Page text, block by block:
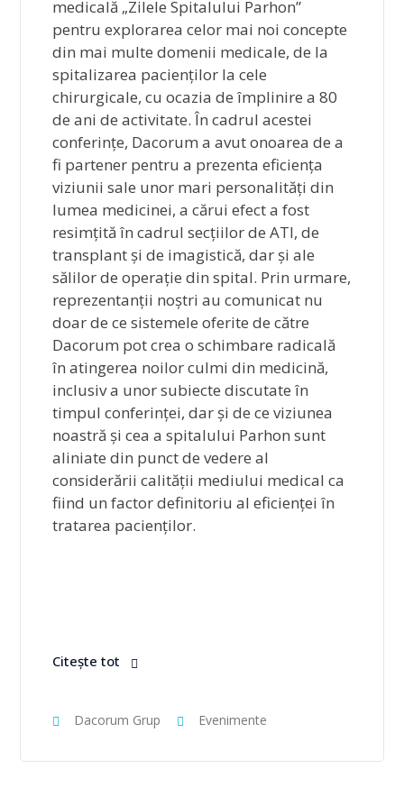
medicală „Zilele Spitalului Parhon”
pentru explorarea celor mai noi concepte
din mai multe domenii medicale, de la
spitalizarea pacienților la cele
chirurgicale, cu ocazia de împlinire a 80
de ani de activitate. În cadrul acestei
conferințe, Dacorum a avut onoarea de a
fi partener pentru a prezenta eficiența
viziunii sale unor mari personalități din
lumea medicinei, a cărui efect a fost
resimțită în cadrul secțiilor de ATI, de
transplant și de imagistică, dar și ale
sălilor de operație din spital. Prin urmare,
reprezentanții noștri au comunicat nu
doar de ce sistemele oferite de către
Dacorum pot crea o schimbare radicală
în atingerea noilor culmi din medicină,
inclusiv a unor subiecte discutate în
timpul conferinței, dar și de ce viziunea
noastră și cea a spitalului Parhon sunt
aliniate din punct de vedere al
considerării calității mediului medical ca
fiind un factor definitoriu al eficienței în
tratarea pacienților.
Citește tot
Dacorum Grup Evenimente